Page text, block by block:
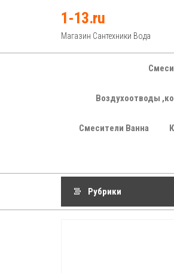
1-13.ru
Магазин Сантехники Вода
Воздухоотводы
Смесители Ванна
Рубрики